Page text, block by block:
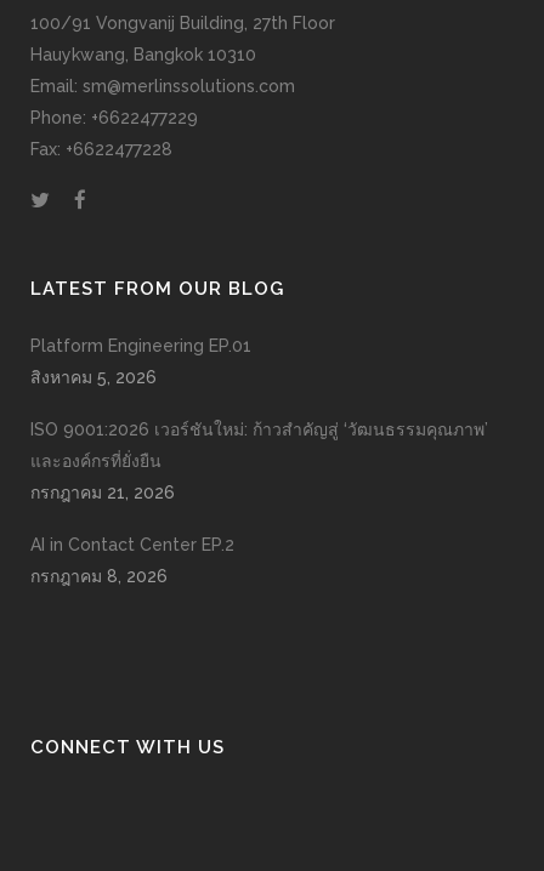
100/91 Vongvanij Building, 27th Floor
Hauykwang, Bangkok 10310
Email: sm@merlinssolutions.com
Phone: +6622477229
Fax: +6622477228
LATEST FROM OUR BLOG
Platform Engineering EP.01
สิงหาคม 5, 2026
ISO 9001:2026 เวอร์ชันใหม่: ก้าวสำคัญสู่ ‘วัฒนธรรมคุณภาพ’
และองค์กรที่ยั่งยืน
กรกฎาคม 21, 2026
AI in Contact Center EP.2
กรกฎาคม 8, 2026
CONNECT WITH US